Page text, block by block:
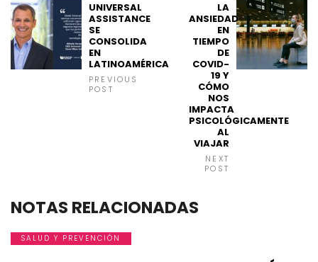
UNIVERSAL
ASSISTANCE
SE
CONSOLIDA
EN
LATINOAMÉRICA
PREVIOUS
POST
LA
ANSIEDAD
EN
TIEMPO
DE
COVID-
19 Y
CÓMO
NOS
IMPACTA
PSICOLÓGICAMENTE
AL
VIAJAR
NEXT
POST
NOTAS RELACIONADAS
SALUD Y PREVENCIÓN